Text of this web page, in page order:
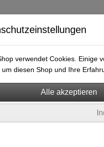
Halsbänder
Nieten & Zubehör
verwendet Cookies. Einige
diesen Shop und Ihre